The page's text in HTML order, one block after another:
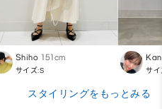
Shiho 151cm
サイズ:S サ
スタイリングをもっとみる